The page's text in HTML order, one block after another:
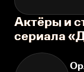
Актёры и
сериала